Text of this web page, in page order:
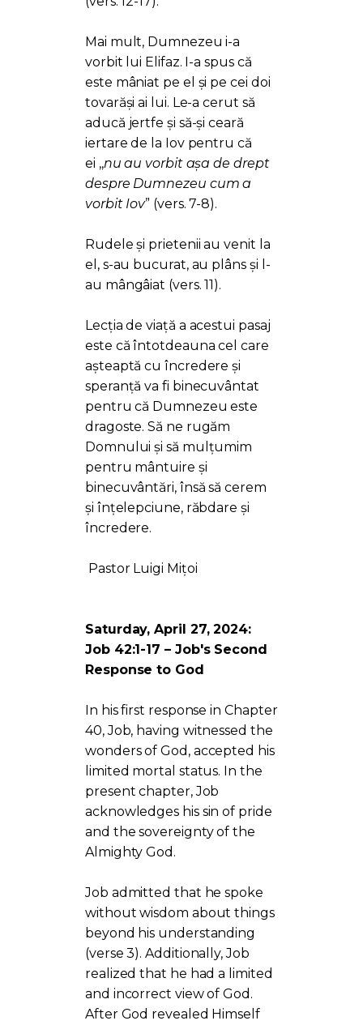
Mai mult, Dumnezeu i-a
vorbit lui Elifaz. I-a spus că
este mâniat pe el și pe cei doi
tovarăși ai lui. Le-a cerut să
aducă jertfe și să-și ceară
iertare de la Iov pentru că
ei ,,nu au vorbit așa de drept
despre Dumnezeu cum a
vorbit Iov” (vers. 7-8).
Rudele și prietenii au venit la
el, s-au bucurat, au plâns și l-
au mângâiat (vers. 11).
Lecția de viață a acestui pasaj
este că întotdeauna cel care
așteaptă cu încredere și
speranță va fi binecuvântat
pentru că Dumnezeu este
dragoste. Să ne rugăm
Domnului și să mulțumim
pentru mântuire și
binecuvântări, însă să cerem
și înțelepciune, răbdare și
încredere.
Pastor Luigi Mițoi
Saturday, April 27, 2024:
Job 42:1-17 – Job's Second
Response to God
In his first response in Chapter
40, Job, having witnessed the
wonders of God, accepted his
limited mortal status. In the
present chapter, Job
acknowledges his sin of pride
and the sovereignty of the
Almighty God.
Job admitted that he spoke
without wisdom about things
beyond his understanding
(verse 3). Additionally, Job
realized that he had a limited
and incorrect view of God.
After God revealed Himself